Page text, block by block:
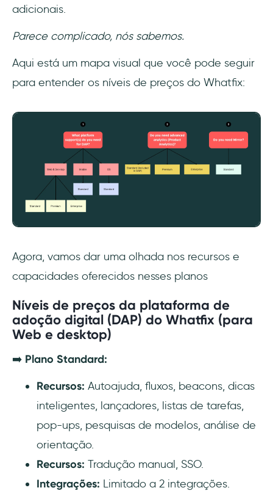
adicionais.
Parece complicado, nós sabemos.
Aqui está um mapa visual que você pode seguir
para entender os níveis de preços do Whatfix:
Agora, vamos dar uma olhada nos recursos e
capacidades oferecidos nesses planos
Níveis de preços da plataforma de
adoção digital (DAP) do Whatfix (para
Web e desktop)
➡️ Plano Standard:
Recursos: Autoajuda, fluxos, beacons, dicas
inteligentes, lançadores, listas de tarefas,
pop-ups, pesquisas de modelos, análise de
orientação.
Recursos: Tradução manual, SSO.
Integrações: Limitado a 2 integrações.